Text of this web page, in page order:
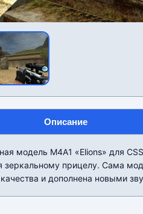
Описание
модель M4A1 «Elions» для
зеркальному прицелу. Сама
и дополнена новыми